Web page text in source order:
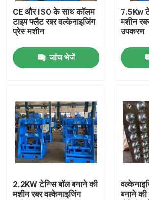
हमारे बारे में
कारखाना भ्रमण
गुणवत्ता नियंत्रण
संपर्क करें
समाचार
एक उद्धरण का अनुरोध करें
रबर प्रक्रिया मशीन
CE और ISO के साथ कॉलम
टाइप फ्लैट रबर वल्केनाइजिंग
प्रेस मशीन
जांच भेजें
7.5Kw
मशीन
उपकरण
2.2KW टेनिस बॉल बनाने की
मशीन रबर वल्केनाइजिंग
बनाने